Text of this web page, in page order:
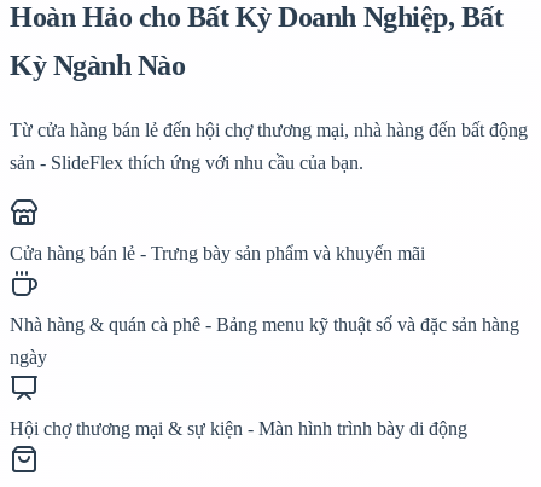
Hoàn Hảo cho Bất Kỳ Doanh Nghiệp, Bất
Kỳ Ngành Nào
Từ cửa hàng bán lẻ đến hội chợ thương mại, nhà hàng đến bất động
sản - SlideFlex thích ứng với nhu cầu của bạn.
Cửa hàng bán lẻ - Trưng bày sản phẩm và khuyến mãi
Nhà hàng & quán cà phê - Bảng menu kỹ thuật số và đặc sản hàng
ngày
Hội chợ thương mại & sự kiện - Màn hình trình bày di động